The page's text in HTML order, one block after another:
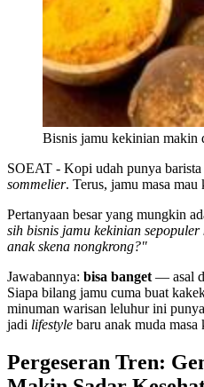
Bisnis jamu kekinian makin
SOEAT - Kopi udah punya
sommelier. Terus, jamu masa mau
Pertanyaan besar yang mungkin
sih bisnis jamu kekinian
anak skena nongkrong?"
Jawabannya: bisa banget — asal
Siapa bilang jamu cuma buat
minuman warisan leluhur ini
jadi lifestyle baru anak muda masa
Pergeseran Tren: